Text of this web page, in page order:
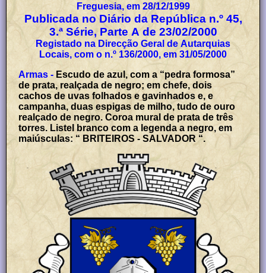
Freguesia, em 28/12/1999
Publicada no Diário da República n.º 45,
3.ª Série, Parte A de 23/02/2000
Registado na Direcção Geral de Autarquias
Locais, com o n.º 136/2000, em 31/05/2000
Armas - Escudo de azul, com a “pedra formosa”
de prata, realçada de negro; em chefe, dois
cachos de uvas folhados e gavinhados e, e
campanha, duas espigas de milho, tudo de ouro
realçado de negro. Coroa mural de prata de três
torres. Listel branco com a legenda a negro, em
maiúsculas: “ BRITEIROS - SALVADOR “.